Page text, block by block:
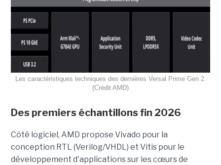
Les caractéristiques techniques des dernières Versal Prime Gen 2.
(Crédit AMD)
Des premiers échantillons fin 2026
Côté logiciel, AMD propose Vivado pour la
conception RTL (Verilog/VHDL) et Vitis pour le
développement d'applications sur les cœurs de